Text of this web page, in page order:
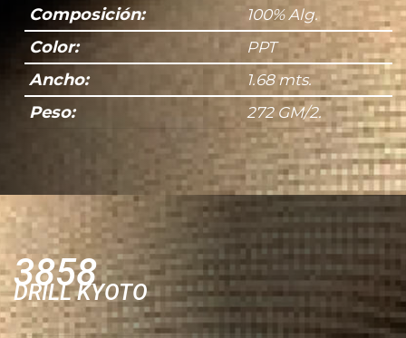
Composición: 100% Alg.
Color: PPT
Ancho: 1.68 mts.
Peso: 272 GM/2.
3858
DRILL KYOTO
He leído y acepto la Política de Privacidad.